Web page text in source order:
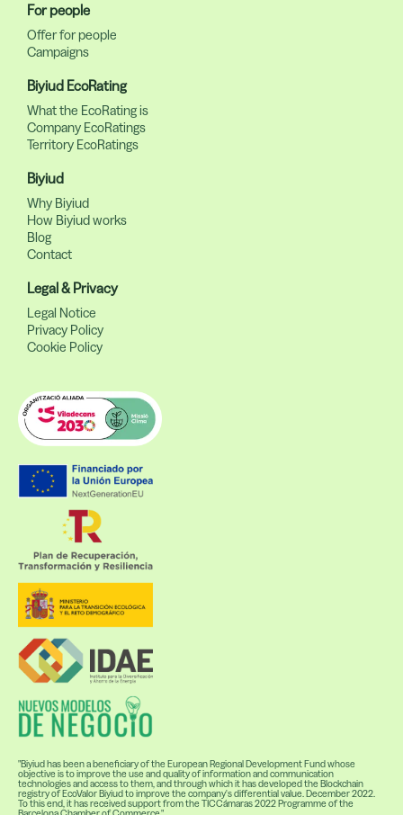
For people
Offer for people
Campaigns
Biyiud EcoRating
What the EcoRating is
Company EcoRatings
Territory EcoRatings
Biyiud
Why Biyiud
How Biyiud works
Blog
Contact
Legal & Privacy
Legal Notice
Privacy Policy
Cookie Policy
"Biyiud has been a beneficiary of the European Regional Development Fund whose
objective is to improve the use and quality of information and communication
technologies and access to them, and through which it has developed the Blockchain
registry of EcoValor Biyiud to improve the company's differential value. December 2022.
To this end, it has received support from the TICCámaras 2022 Programme of the